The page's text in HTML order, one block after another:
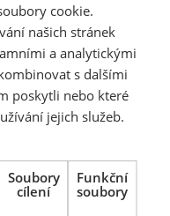
Asociace
a živnostníků
již 4. ročník
středním
Českou
přes
posledních
středoškolskému
cílem
cookie.
našich stránek
a analytickými
s dalšími
poskytli nebo které
jejich služeb.
Soubory
cílení
Funkční
soubory